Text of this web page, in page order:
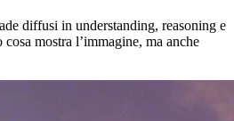
diffusi in understanding, reasoning e
mostra l’immagine, ma anche